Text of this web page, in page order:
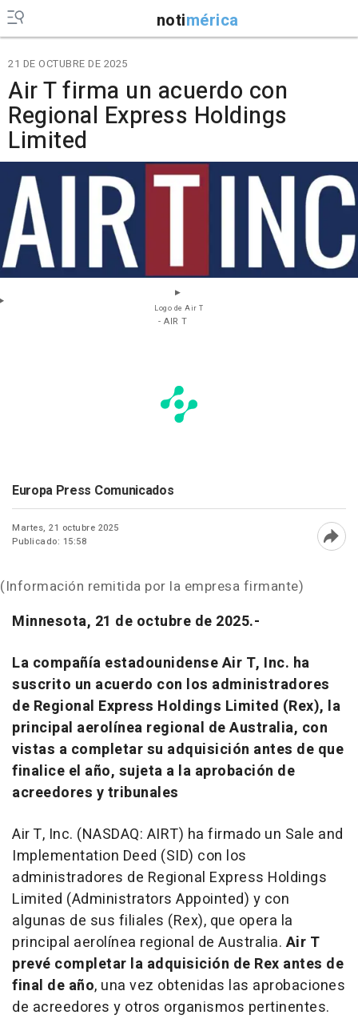
notimérica
21 DE OCTUBRE DE 2025
Air T firma un acuerdo con
Regional Express Holdings
Limited
Logo de Air T
- AIR T
Europa Press Comunicados
Martes, 21 octubre 2025
Publicado: 15:58
(Información remitida por la empresa firmante)
Minnesota, 21 de octubre de 2025.-
La compañía estadounidense Air T, Inc. ha
suscrito un acuerdo con los administradores
de Regional Express Holdings Limited (Rex), la
principal aerolínea regional de Australia, con
vistas a completar su adquisición antes de que
finalice el año, sujeta a la aprobación de
acreedores y tribunales
Air T, Inc. (NASDAQ: AIRT) ha firmado un Sale and
Implementation Deed (SID) con los
administradores de Regional Express Holdings
Limited (Administrators Appointed) y con
algunas de sus filiales (Rex), que opera la
principal aerolínea regional de Australia. Air T
prevé completar la adquisición de Rex antes de
final de año, una vez obtenidas las aprobaciones
de acreedores y otros organismos pertinentes.